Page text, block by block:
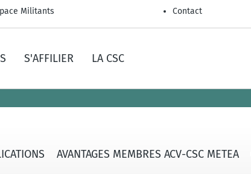
Militants Contact
S'AFFILIER LA CSC
AVANTAGES MEMBRES ACV-CSC METEA